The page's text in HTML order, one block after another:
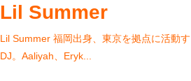
Lil Summer
Lil Summer 福岡出身、東京を拠点に活動
DJ。Aaliyah、Eryk...